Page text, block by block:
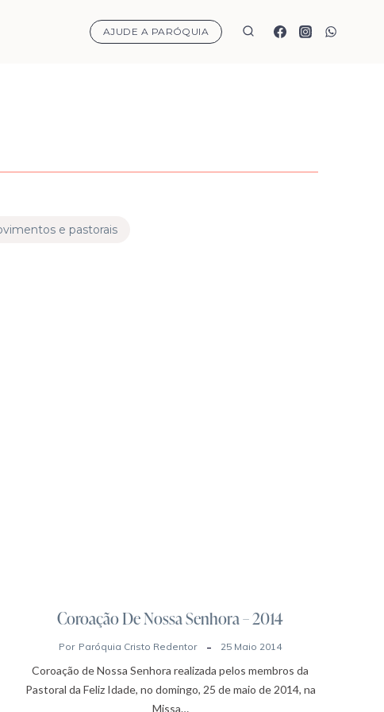
AJUDE A PARÓQUIA
e pastorais
Coroação De Nossa Senhora – 2014
Por Paróquia Cristo Redentor 25 Maio 2014
Coroação de Nossa Senhora realizada pelos membros da
Pastoral da Feliz Idade, no domingo, 25 de maio de 2014, na
Missa…